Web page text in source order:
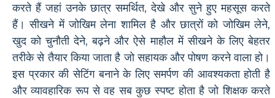
करते हैं जहां उनके छात्र समर्थित, देखे और सुने हुए महसूस करते
हैं। सीखने में जोखिम लेना शामिल है और छात्रों को जोखिम लेने,
खुद को चुनौती देने, बढ़ने और ऐसे माहौल में सीखने के लिए बेहतर
तरीके से तैयार किया जाता है जो सहायक और पोषण करने वाला हो।
इस प्रकार की सेटिंग बनाने के लिए समर्पण की आवश्यकता होती है
और व्यावहारिक रूप से वह सब कुछ स्पष्ट होता है जो शिक्षक करते